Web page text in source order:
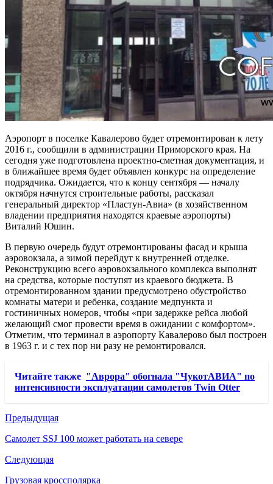
Аэропорт в поселке Кавалерово будет отремонтирован к лету
2016 г., сообщили в администрации Приморского края. На
сегодня уже подготовлена проектно-сметная документация, и
в ближайшее время будет объявлен конкурс на определение
подрядчика. Ожидается, что к концу сентября — началу
октября начнутся строительные работы, рассказал
генеральный директор «Пластун-Авиа» (в хозяйственном
владении предприятия находятся краевые аэропорты)
Виталий Юшин.
В первую очередь будут отремонтированы фасад и крыша
аэровокзала, а зимой перейдут к внутренней отделке.
Реконструкцию всего аэровокзального комплекса выполнят
на средства, которые поступят из краевого бюджета. В
отремонтированном здании предусмотрено обустройство
комнаты матери и ребенка, создание медпункта и
гостиничных номеров, чтобы «при задержке рейса любой
желающий смог провести время в ожидании с комфортом».
Отметим, что терминал в аэропорту Кавалерово был построен
в 1963 г. и с тех пор ни разу не ремонтировался.
Читайте также "Аврора" обогнала "ЧукотАВИА" по
интенсивности эксплуатации самолетов Twin Otter
Предыдущая
Самолет SSJ 100 может работать на севере
Следующая
Грузовая кроссполярка